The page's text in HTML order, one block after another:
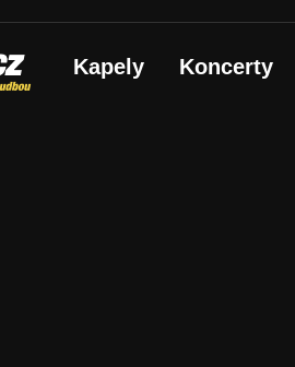
Kapely Koncerty